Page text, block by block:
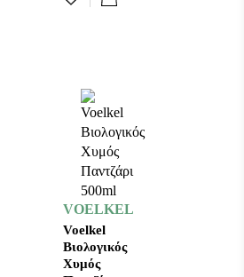
VOELKEL
Voelkel
Βιολογικός
Χυμός